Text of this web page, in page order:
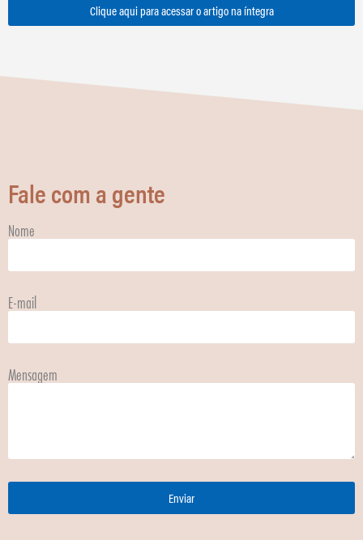
Clique aqui para acessar o artigo na íntegra
Fale com a gente
Nome
E-mail
Mensagem
Enviar